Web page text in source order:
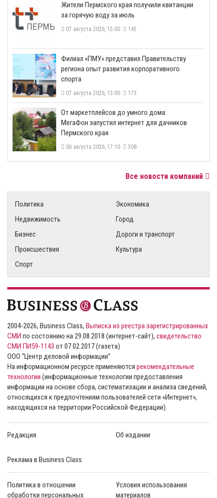
​Жители Пермского края получили квитанции
за горячую воду за июль
07 августа 2026, 15:00 145
​Филиал «ПМУ» представил Правительству
региона опыт развития корпоративного
спорта
07 августа 2026, 13:00 173
От маркетплейсов до умного дома:
МегаФон запустил интернет для дачников
Пермского края
06 августа 2026, 17:10 308
Все новости компаний
Политика
Экономика
Недвижимость
Город
Бизнес
Дороги и транспорт
Происшествия
Культура
Спорт
2004-2026, Business Class, Выписка из реестра зарегистрированных
СМИ по состоянию на 29.08.2018 (интернет-сайт), свидетельство
СМИ ПИ59-1143 от 07.02.2017 (газета)
ООО “Центр деловой информации”
На информационном ресурсе применяются рекомендательные
технологии (информационные технологии предоставления
информации на основе сбора, систематизации и анализа сведений,
относящихся к предпочтениям пользователей сети «Интернет»,
находящихся на территории Российской Федерации).
Редакция Об издании
Реклама в Business Class
Политика в отношении
обработки персональных
Условия использования
материалов